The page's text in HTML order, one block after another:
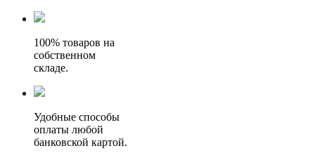
100% товаров на
собственном
складе.
Удобные способы
оплаты любой
банковской картой.